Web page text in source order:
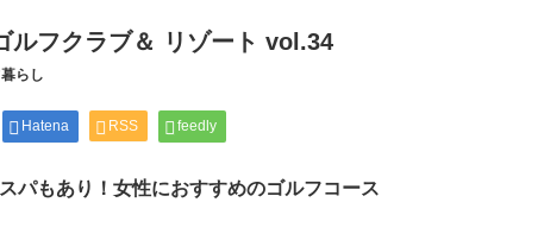
ルフクラブ＆ リゾート vol.34
らし
Hatena RSS feedly
パもあり！女性におすすめのゴルフコース